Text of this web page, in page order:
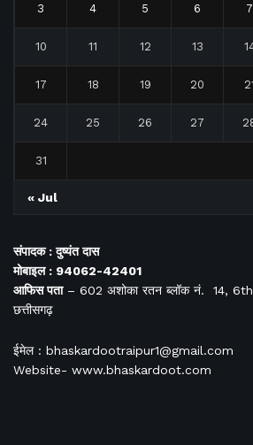
3 4 5 6 7
10 11 12 13
17 18 19 20
24 25 26 27
31
« Jul
संपादक : दुष्यंत दास
मोबाइल : 94062-42401
आफिसपता– 602 अशोका रतन ब्लॉक नं. 14, 6th
छत्तीसगढ़
ईमेल : bhaskardootraipur1@gmail.com
Website- www.bhaskardoot.com